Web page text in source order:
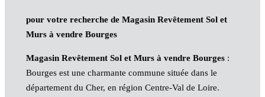
pour votre recherche de Magasin Revêtement Sol et
Murs à vendre Bourges
Magasin Revêtement Sol et Murs à vendre Bourges:
Bourges est une charmante commune située dans le
département du Cher, en région Centre-Val de Loire.